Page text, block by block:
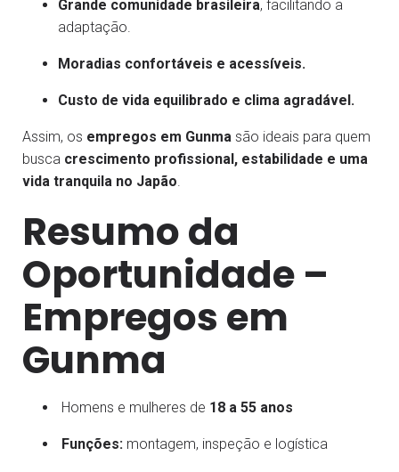
Grande comunidade brasileira, facilitando a
adaptação.
Moradias confortáveis e acessíveis.
Custo de vida equilibrado e clima agradável.
Assim, os empregos em Gunma são ideais para quem
busca crescimento profissional, estabilidade e uma
vida tranquila no Japão.
Resumo da
Oportunidade –
Empregos em
Gunma
Homens e mulheres de 18 a 55 anos
Funções: montagem, inspeção e logística